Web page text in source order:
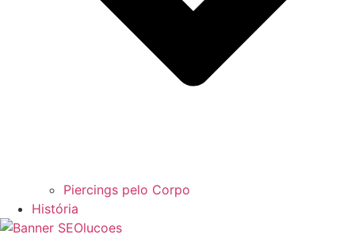
Piercings pelo Corpo
História